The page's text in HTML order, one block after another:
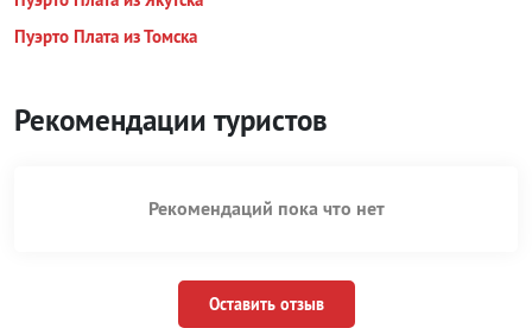
Пуэрто Плата из Томска
Рекомендации туристов
Рекомендаций пока что нет
Оставить отзыв